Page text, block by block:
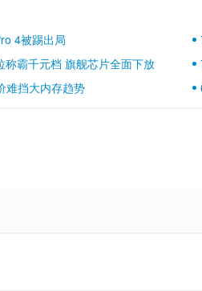
4被踢出局
霸千元档 旗舰芯片全面下放
难挡大内存趋势